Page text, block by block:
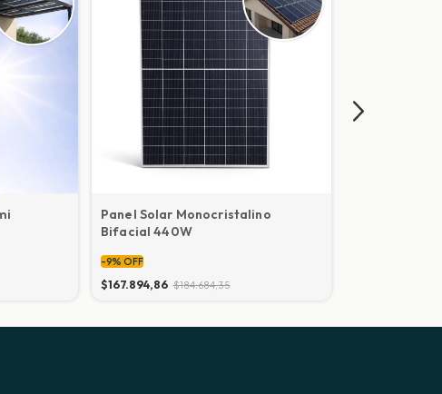
Panel Solar Monocristalino
Bifacial 440W
-9% OFF
$167.894,86 $184.684,35